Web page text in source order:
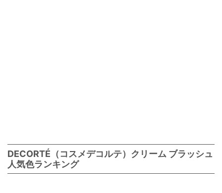
DECORTÉ（コスメデコルテ）クリーム ブラッシュ
人気色ランキング